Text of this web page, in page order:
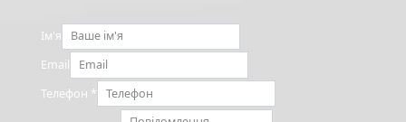
Ім'я
Email
Телефон *